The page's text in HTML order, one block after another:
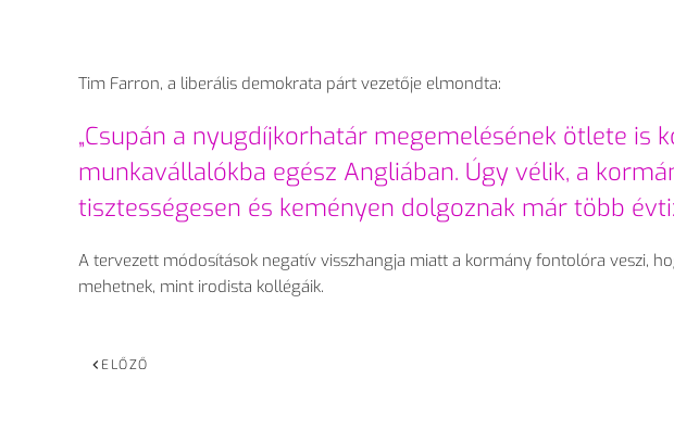
Tim Farron, a liberális demokrata párt vezetője elmondta:
„Csupán a nyugdíjkorhatár megemelésének ötlete is
munkavállalókba egész Angliában. Úgy vélik, a
tisztességesen és keményen dolgoznak már több
A tervezett módosítások negatív visszhangja miatt a kormány fontolóra veszi,
mehetnek, mint irodista kollégáik.
ELŐZŐ